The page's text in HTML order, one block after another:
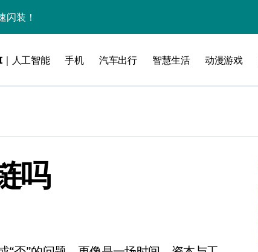
闪装！
好连夜引爆
——中国车企该醒醒了
瘫了，微软这次真急了
标操控才是真·杀手锏？
政”？
人工智能 手机 汽车出行 智慧生活 动漫游戏
吗